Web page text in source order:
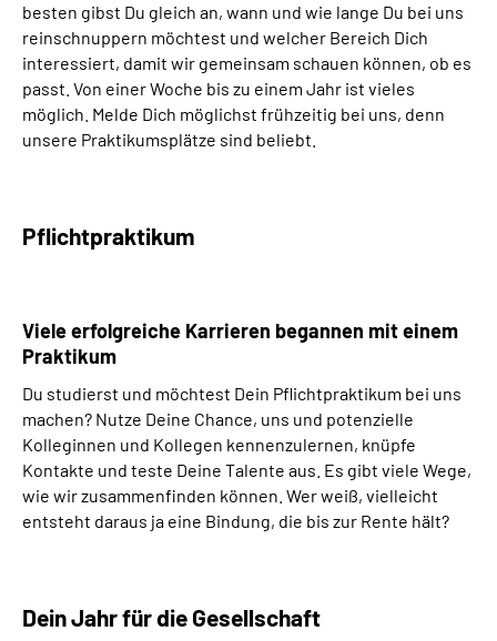
besten gibst Du gleich an, wann und wie lange Du bei uns
reinschnuppern möchtest und welcher Bereich Dich
interessiert, damit wir gemeinsam schauen können, ob es
passt. Von einer Woche bis zu einem Jahr ist vieles
möglich. Melde Dich möglichst frühzeitig bei uns, denn
unsere Praktikumsplätze sind beliebt.
Pflichtpraktikum
Viele erfolgreiche Karrieren begannen mit einem
Praktikum
Du studierst und möchtest Dein Pflichtpraktikum bei uns
machen? Nutze Deine Chance, uns und potenzielle
Kolleginnen und Kollegen kennenzulernen, knüpfe
Kontakte und teste Deine Talente aus. Es gibt viele Wege,
wie wir zusammenfinden können. Wer weiß, vielleicht
entsteht daraus ja eine Bindung, die bis zur Rente hält?
Dein Jahr für die Gesellschaft